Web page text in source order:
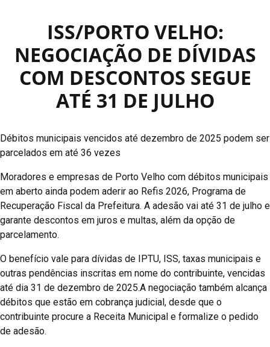
ISS/PORTO VELHO:
NEGOCIAÇÃO DE DÍVIDAS
COM DESCONTOS SEGUE
ATÉ 31 DE JULHO
Débitos municipais vencidos até dezembro de 2025 podem ser
parcelados em até 36 vezes
Moradores e empresas de Porto Velho com débitos municipais
em aberto ainda podem aderir ao Refis 2026, Programa de
Recuperação Fiscal da Prefeitura. A adesão vai até 31 de julho e
garante descontos em juros e multas, além da opção de
parcelamento.
O benefício vale para dívidas de IPTU, ISS, taxas municipais e
outras pendências inscritas em nome do contribuinte, vencidas
até dia 31 de dezembro de 2025.A negociação também alcança
débitos que estão em cobrança judicial, desde que o
contribuinte procure a Receita Municipal e formalize o pedido
de adesão.